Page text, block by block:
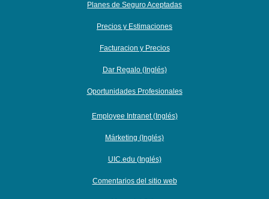
Planes de Seguro Aceptadas
Precios y Estimaciones
Facturacion y Precios
Dar Regalo (Inglés)
Oportunidades Profesionales
Employee Intranet (Inglés)
Márketing (Inglés)
UIC.edu (Inglés)
Comentarios del sitio web